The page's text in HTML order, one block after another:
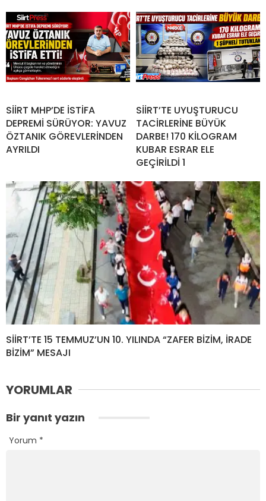
SİİRT MHP’DE İSTİFA
DEPREMİ SÜRÜYOR: YAVUZ
ÖZTANIK GÖREVLERİNDEN
AYRILDI
SİİRT’TE UYUŞTURUCU
TACİRLERİNE BÜYÜK
DARBE! 170 KİLOGRAM
KUBAR ESRAR ELE
GEÇİRİLDİ 1
SİİRT’TE 15 TEMMUZ’UN 10. YILINDA “ZAFER BİZİM, İRADE
BİZİM” MESAJI
YORUMLAR
Bir yanıt yazın
Yorum *